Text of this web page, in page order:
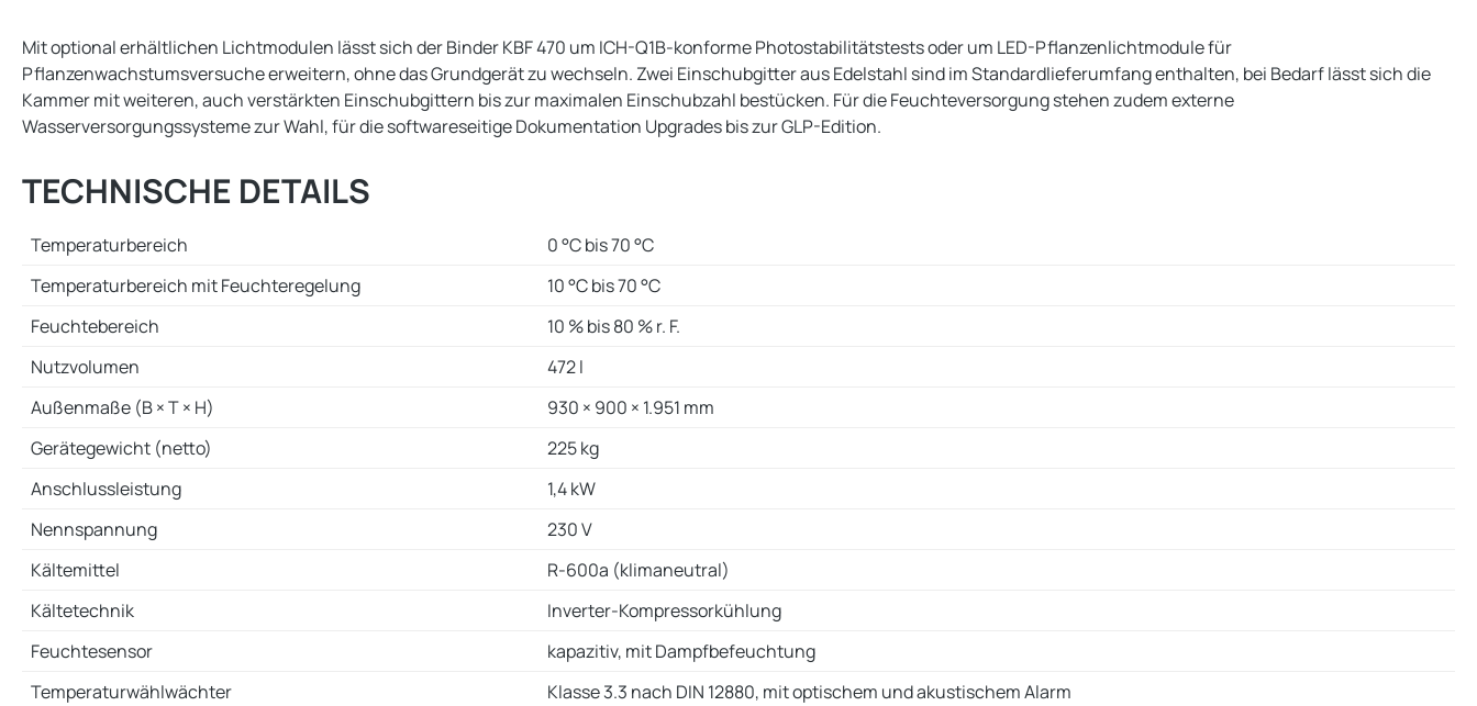
Mit optional erhältlichen Lichtmodulen lässt sich der Binder KBF 470 um ICH-Q1B-konforme Photostabilitätstests oder um LED-Pflanzenlichtmodule für
Pflanzenwachstumsversuche erweitern, ohne das Grundgerät zu wechseln. Zwei Einschubgitter aus Edelstahl sind im Standardlieferumfang enthalten, bei Bedarf lässt sich die
Kammer mit weiteren, auch verstärkten Einschubgittern bis zur maximalen Einschubzahl bestücken. Für die Feuchteversorgung stehen zudem externe
Wasserversorgungssysteme zur Wahl, für die softwareseitige Dokumentation Upgrades bis zur GLP-Edition.
TECHNISCHE DETAILS
Temperaturbereich
0 °C bis 70 °C
Temperaturbereich mit Feuchteregelung
10 °C bis 70 °C
Feuchtebereich
10 % bis 80 % r. F.
Nutzvolumen
472 l
Außenmaße (B × T × H)
930 × 900 × 1.951 mm
Gerätegewicht (netto)
225 kg
Anschlussleistung
1,4 kW
Nennspannung
230 V
Kältemittel
R-600a (klimaneutral)
Kältetechnik
Inverter-Kompressorkühlung
Feuchtesensor
kapazitiv, mit Dampfbefeuchtung
Temperaturwählwächter
Klasse 3.3 nach DIN 12880, mit optischem und akustischem Alarm